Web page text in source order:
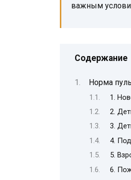
важным
Содержание
Норма
1.
2.
3.
4.
5.
6.